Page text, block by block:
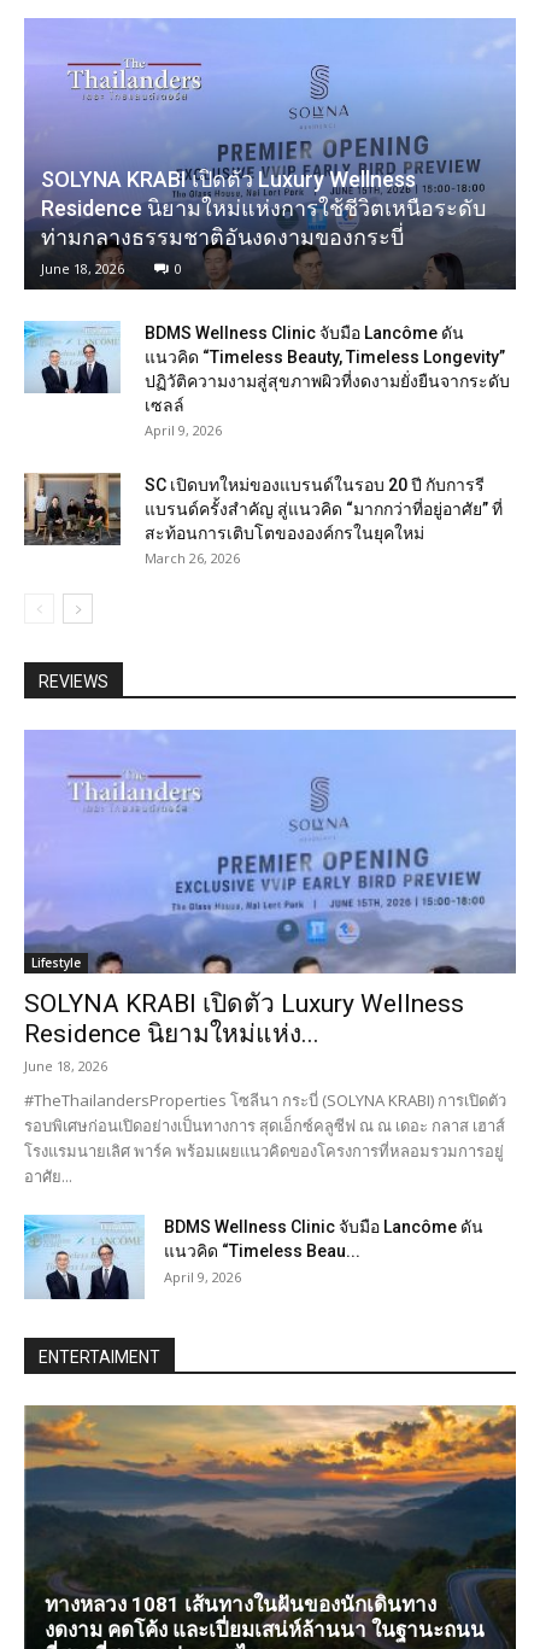
SOLYNA KRABI เปิดตัว Luxury Wellness
Residence นิยามใหม่แห่งการใช้ชีวิตเหนือระดับ
ท่ามกลางธรรมชาติอันงดงามของกระบี่
June 18, 2026 0
BDMS Wellness Clinic จับมือ Lancôme ดัน
แนวคิด “Timeless Beauty, Timeless Longevity”
ปฏิวัติความงามสู่สุขภาพผิวที่งดงามยั่งยืนจากระดับ
เซลล์
April 9, 2026
SC เปิดบทใหม่ของแบรนด์ในรอบ 20 ปี กับการรี
แบรนด์ครั้งสำคัญ สู่แนวคิด “มากกว่าที่อยู่อาศัย” ที่
สะท้อนการเติบโตขององค์กรในยุคใหม่
March 26, 2026
REVIEWS
Lifestyle
SOLYNA KRABI เปิดตัว Luxury Wellness
Residence นิยามใหม่แห่ง...
June 18, 2026
#TheThailandersProperties โซลีนา กระบี่ (SOLYNA KRABI) การเปิดตัว
รอบพิเศษก่อนเปิดอย่างเป็นทางการ สุดเอ็กซ์คลูซีฟ ณ ณ เดอะ กลาส เฮาส์
โรงแรมนายเลิศ พาร์ค พร้อมเผยแนวคิดของโครงการที่หลอมรวมการอยู่
อาศัย...
BDMS Wellness Clinic จับมือ Lancôme ดัน
แนวคิด “Timeless Beau...
April 9, 2026
ENTERTAIMENT
ทางหลวง 1081 เส้นทางในฝันของนักเดินทาง
งดงาม คดโค้ง และเปี่ยมเสน่ห์ล้านนา ในฐานะถนน